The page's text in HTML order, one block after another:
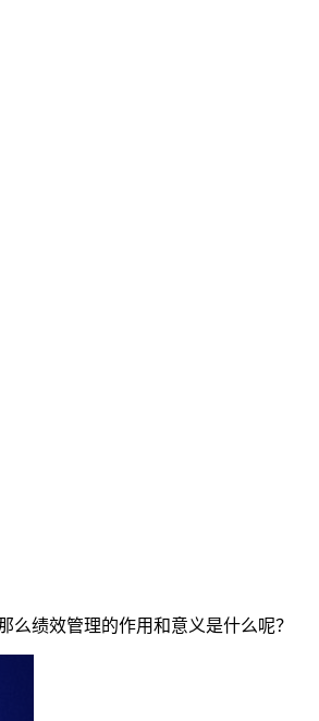
绩效管理的作用和意义是什么呢？